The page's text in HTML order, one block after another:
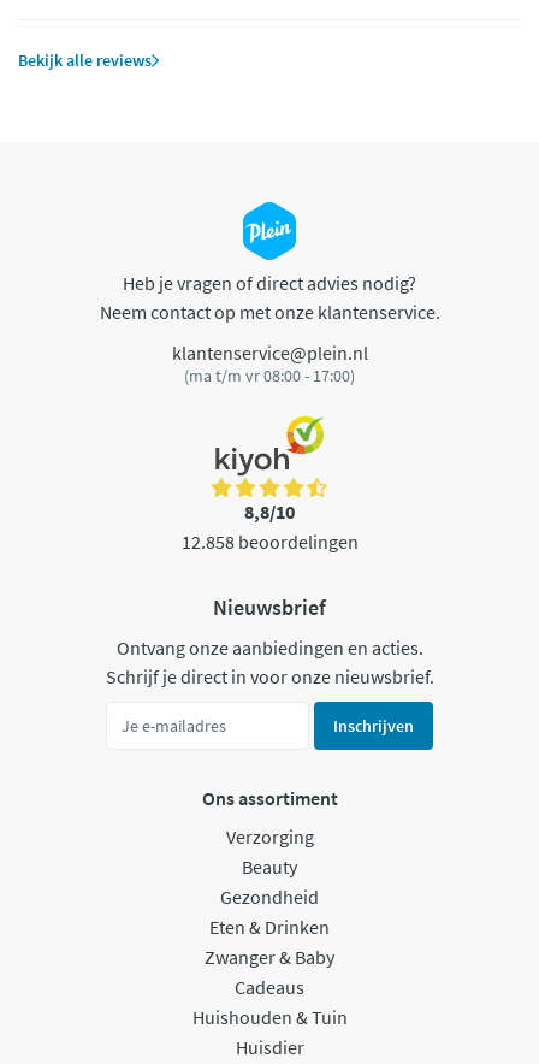
Bekijk alle reviews
Heb je vragen of direct advies nodig?
Neem contact op met onze klantenservice.
klantenservice@plein.nl
(ma t/m vr 08:00 - 17:00)
8,8/10
12.858 beoordelingen
Nieuwsbrief
Ontvang onze aanbiedingen en acties.
Schrijf je direct in voor onze nieuwsbrief.
Inschrijven
Ons assortiment
Verzorging
Beauty
Gezondheid
Eten & Drinken
Zwanger & Baby
Cadeaus
Huishouden & Tuin
Huisdier